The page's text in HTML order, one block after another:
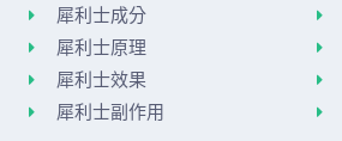
犀利士成分
犀利士原理
犀利士效果
犀利士副作用